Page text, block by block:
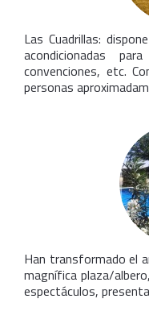
Las Cuadrillas:
acondicionadas
convenciones, etc.
personas
Han transformado el
magnífica plaza/
espectáculos,